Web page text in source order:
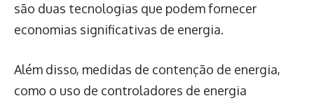
são duas tecnologias que podem fornecer
economias significativas de energia.
Além disso, medidas de contenção de energia,
como o uso de controladores de energia